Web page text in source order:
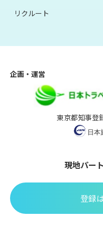
リクルート
企画・運営
東京都知事登
現地パー
登録